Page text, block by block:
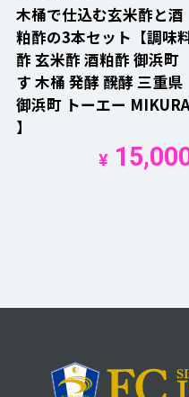
木桶で仕込む玄米酢と酒
粕酢の3本セット【調味
酢 玄米酢 酒粕酢 御浜町
す 木桶 発酵 醗酵 三重県
御浜町 トーエー MIKURA
】
¥